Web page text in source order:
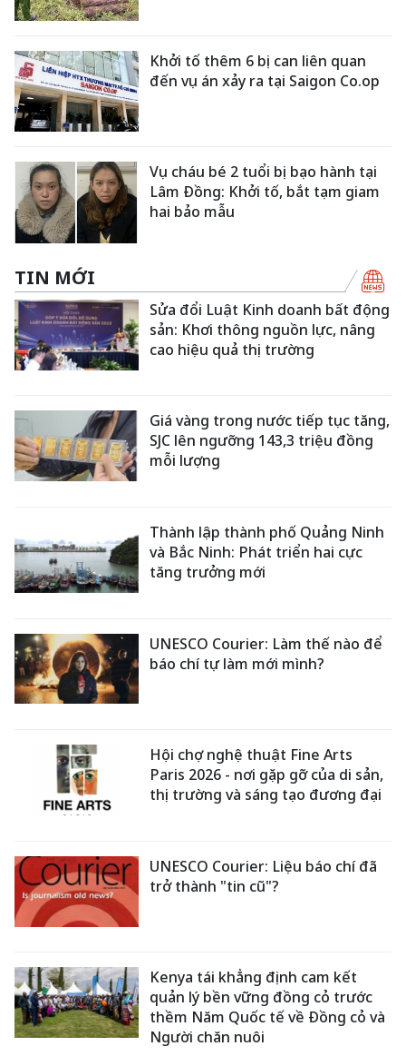
Khởi tố thêm 6 bị can liên quan
đến vụ án xảy ra tại Saigon Co.op
Vụ cháu bé 2 tuổi bị bạo hành tại
Lâm Đồng: Khởi tố, bắt tạm giam
hai bảo mẫu
TIN MỚI
Sửa đổi Luật Kinh doanh bất động
sản: Khơi thông nguồn lực, nâng
cao hiệu quả thị trường
Giá vàng trong nước tiếp tục tăng,
SJC lên ngưỡng 143,3 triệu đồng
mỗi lượng
Thành lập thành phố Quảng Ninh
và Bắc Ninh: Phát triển hai cực
tăng trưởng mới
UNESCO Courier: Làm thế nào để
báo chí tự làm mới mình?
Hội chợ nghệ thuật Fine Arts
Paris 2026 - nơi gặp gỡ của di sản,
thị trường và sáng tạo đương đại
UNESCO Courier: Liệu báo chí đã
trở thành "tin cũ"?
Kenya tái khẳng định cam kết
quản lý bền vững đồng cỏ trước
thềm Năm Quốc tế về Đồng cỏ và
Người chăn nuôi